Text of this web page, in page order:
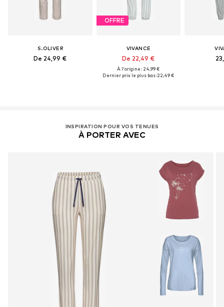
S.OLIVER
De 24,99 €
OFFRE
VIVANCE
De 22,49 €
À l'origine : 24,99 €
Dernier prix le plus bas :22,49 €
INSPIRATION POUR VOS TENUES
À PORTER AVEC